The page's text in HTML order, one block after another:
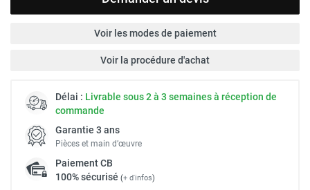
Voir les modes de paiement
Voir la procédure d'achat
Délai : Livrable sous 2 à 3 semaines à réception de
commande
Garantie 3 ans
Pièces et main d’œuvre
PaiementCB
100% sécurisé (+ d'infos)